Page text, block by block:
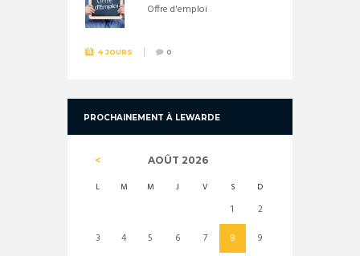
Offre d'emploi
4 JOURS 0
PROCHAINEMENT À LEWARDE
AOÛT 2026
L M M J V S D
1
2
3
4 5 6 7 8 9